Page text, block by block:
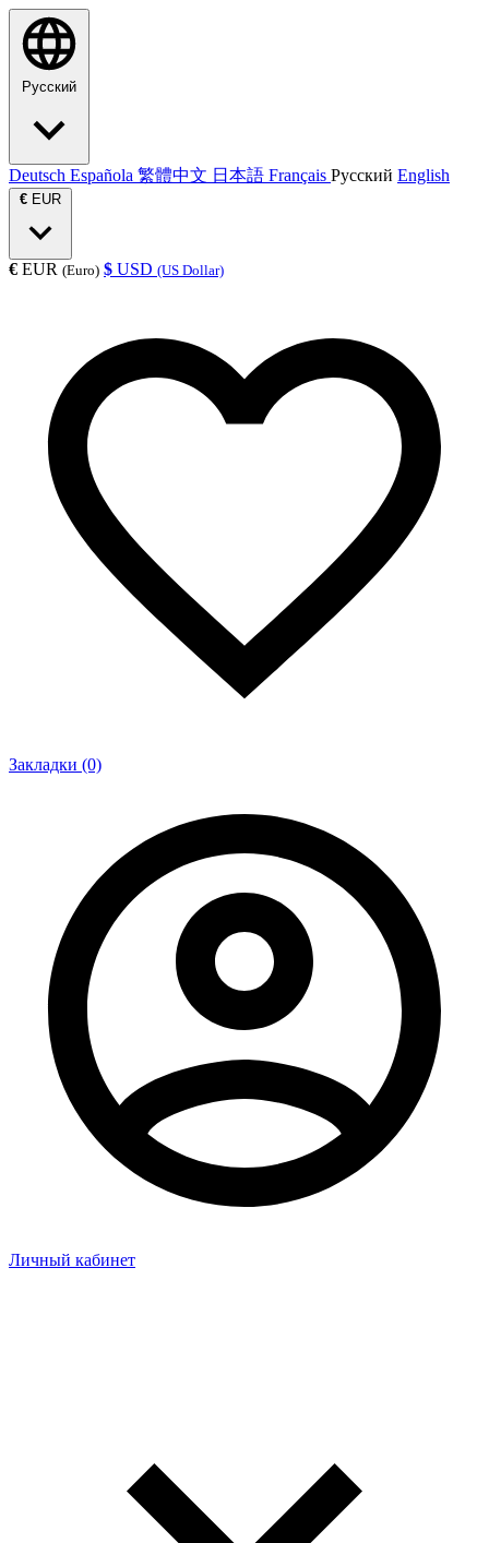
Русский
Deutsch Española 繁體中文 日本語 Français Русский English
€ EUR
€ EUR (Euro) $ USD (US Dollar)
Закладки (0)
Личный кабинет